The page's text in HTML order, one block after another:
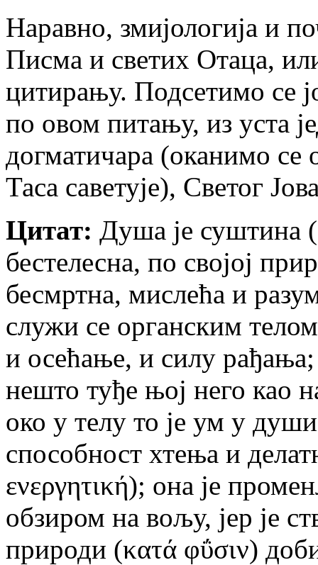
Наравно, змијологија и
Писма и светих Отаца,
цитирању. Подсетимо се
по овом питању, из уста
догматичара (оканимо се
Таса саветује), Светог
Цитат: Душа је суштина
бестелесна, по својој
бесмртна, мислећа и
служи се органским
и осећање, и силу
нешто туђе њој него као
око у телу то је ум у
способност хтења и
ενεργητική); она је
обзиром на вољу, јер је
природи (κατά φΰσιν)